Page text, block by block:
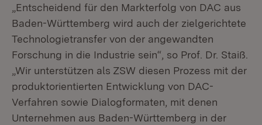
„Entscheidend für den Markterfolg von DAC aus
Baden-Württemberg wird auch der zielgerichtete
Technologietransfer von der angewandten
Forschung in die Industrie sein“, so Prof. Dr. Staiß.
„Wir unterstützen als ZSW diesen Prozess mit der
produktorientierten Entwicklung von DAC-
Verfahren sowie Dialogformaten, mit denen
Unternehmen aus Baden-Württemberg in der